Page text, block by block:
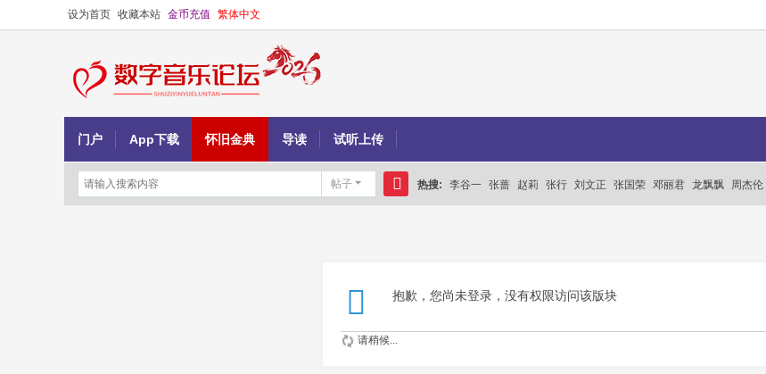
设为首页 收藏本站 金币充值 繁体中文
门户 App下载 怀旧金典 导读 试听上传
帖子
搜
热搜: 李谷一 张蔷 赵莉 张行 刘文正 张国荣 邓丽君 龙飘飘 周杰伦
抱歉，您尚未登录，没有权限访问该版块
请稍候...